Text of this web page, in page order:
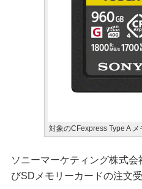
対象のCFexpress Type A メ
ソニーマーケティング株式
びSDメモリーカードの注文